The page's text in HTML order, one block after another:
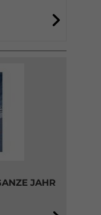
JAHR